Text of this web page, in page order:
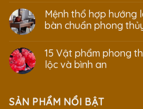
Mệnh thổ hợp hướng
bàn chuẩn phong
15 Vật phẩm phong
lộc và bình an
SẢN PHẨM NỔI BẬT